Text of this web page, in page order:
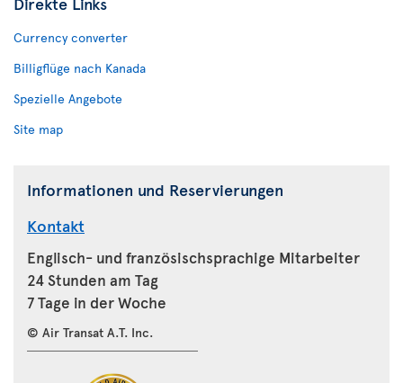
Currency converter
Billigflüge nach Kanada
Spezielle Angebote
Site map
Informationen und Reservierungen
Kontakt
Englisch- und französischsprachige Mitarbeiter
24 Stunden am Tag
7 Tage in der Woche
© Air Transat A.T. Inc.